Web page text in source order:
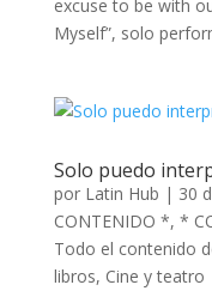
excuse to be with
Myself”, solo
Solo puedo
por Latin Hub | 30
CONTENIDO *, *
Todo el contenido
libros, Cine y teatro